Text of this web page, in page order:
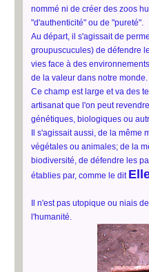
nommé ni de créer des zoos
"d'authenticité" ou de "pureté".
Au départ, il s'agissait de
groupuscucules) de défendre
vies face à des
de la valeur dans notre monde.
Ce champ est large et va des
artisanat que l'on peut
génétiques, biologiques ou
Il s'agissait aussi, de la
végétales ou animales; de la
biodiversité, de défendre les
établies par, comme le dit
Il n'est pas utopique ou niais
l'humanité.